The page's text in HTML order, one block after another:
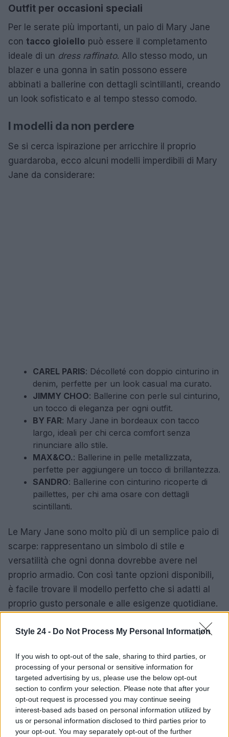
Style 24 - Do Not Process My Personal Information
If you wish to opt-out of the sale, sharing to third parties, or
processing of your personal or sensitive information for
targeted advertising by us, please use the below opt-out
section to confirm your selection. Please note that after your
opt-out request is processed you may continue seeing
interest-based ads based on personal information utilized by
us or personal information disclosed to third parties prior to
your opt-out. You may separately opt-out of the further
Outfit per occasioni speciali
Per le serate più importanti, un paio di Mary Jane
con tacco gioiello può essere il completamento
ideale di un dress raffinato. Allo stesso modo, un
blazer e una gonna in satin possono essere
abbinati a ballerine con dettagli scintillanti, creando
un look sofisticato e al tempo stesso comodo.
I modelli da non perdere
Se si cerca ispirazione per arricchire il proprio
guardaroba, ecco alcuni modelli imperdibili di Mary
Jane da considerare:
CAREL PARIS: Décolleté con doppio cinturino in
denim, perfette per un look casual ma curato.
JIMMY CHOO: Ballerine con perle sul cinturino,
un tocco di eleganza per ogni outfit.
BY FAR: Mary Jane in bordeaux con tacco
largo, ideali per chi cerca comfort senza
rinunciare allo stile.
MAX&CO.: Ballerine in pelle metallizzata,
perfette per aggiungere un tocco di brillantezza.
SANDRO: Ballerine con cinturino ricoperte di
paillettes, per chi ama osare con dettagli
scintillanti.
Le Mary Jane sono molto più di un semplice paio di
scarpe: rappresentano un simbolo di stile e
versatilità che ogni donna dovrebbe avere nel
proprio armadio. Con così tante opzioni disponibili,
è facile trovare il modello perfetto che si adatti al
proprio gusto personale e alle esigenze quotidiane.
Staff